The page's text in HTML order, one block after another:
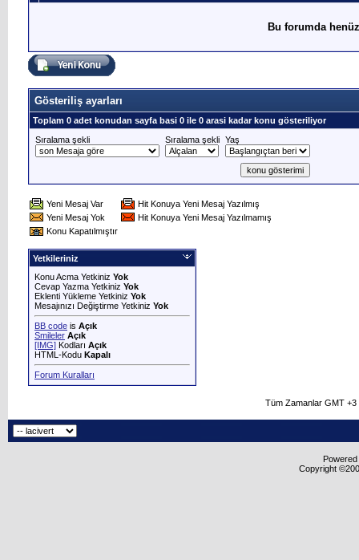
Bu forumda
Gösteriliş ayarları
Toplam 0 adet konudan sayfa basi 0 ile 0 arasi kadar konu gösteriliyor
Sıralama şekli
Sıralama şekli Yaş
Yeni Mesaj Var
Hit Konuya Yeni Mesaj Yazılmış
Yeni Mesaj Yok
Hit Konuya Yeni Mesaj Yazılmamış
Konu Kapatılmıştır
Yetkileriniz
Konu Acma Yetkiniz Yok
Cevap Yazma Yetkiniz Yok
Eklenti Yükleme Yetkiniz Yok
Mesajınızı Değiştirme Yetkiniz Yok
BB code is Açık
Smileler Açık
[IMG] Kodları Açık
HTML-Kodu Kapalı
Forum Kuralları
Tüm Zamanlar GMT
Copyright